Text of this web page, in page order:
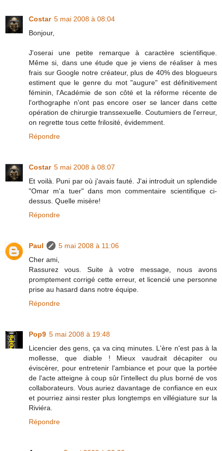
Costar 5 mai 2008 à 08:04
Bonjour,
J'oserai une petite remarque à caractère scientifique.
Même si, dans une étude que je viens de réaliser à mes
frais sur Google notre créateur, plus de 40% des blogueurs
estiment que le genre du mot "augure" est définitivement
féminin, l'Académie de son côté et la réforme récente de
l'orthographe n'ont pas encore oser se lancer dans cette
opération de chirurgie transsexuelle. Coutumiers de l'erreur,
on regrette tous cette frilosité, évidemment.
Répondre
Costar 5 mai 2008 à 08:07
Et voilà. Puni par où j'avais fauté. J'ai introduit un splendide
"Omar m'a tuer" dans mon commentaire scientifique ci-
dessus. Quelle misère!
Répondre
Paul
5 mai 2008 à 11:06
Cher ami,
Rassurez vous. Suite à votre message, nous avons
promptement corrigé cette erreur, et licencié une personne
prise au hasard dans notre équipe.
Répondre
Pop9 5 mai 2008 à 19:48
Licencier des gens, ça va cinq minutes. L'ère n'est pas à la
mollesse, que diable ! Mieux vaudrait décapiter ou
éviscèrer, pour entretenir l'ambiance et pour que la portée
de l'acte atteigne à coup sûr l'intellect du plus borné de vos
collaborateurs. Vous auriez davantage de confiance en eux
et pourriez ainsi rester plus longtemps en villégiature sur la
Riviéra.
Répondre